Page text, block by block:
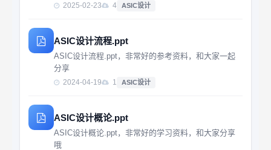
2025-02-23 4 ASIC设计
ASIC设计流程.ppt
ASIC设计流程.ppt，非常好的参考资料，和大家一起
分享
2024-04-19 1 ASIC设计
ASIC设计概论.ppt
ASIC设计概论.ppt，非常好的学习资料，和大家分享
哦